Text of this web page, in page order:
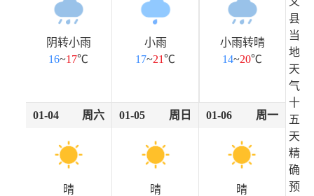
阴转小雨
16~17℃
小雨
17~21℃
小雨转晴
14~20℃
01-04 周六
晴
01-05 周日
晴
01-06 周一
晴
县
当
地
天
气
十
五
天
精
确
预